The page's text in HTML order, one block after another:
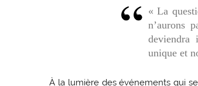
« La
n’aurons
deviendra
unique et
À la lumière des événements qui